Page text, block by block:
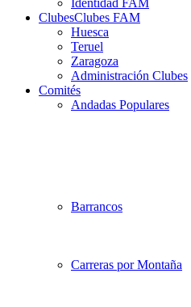
Identidad FAM
ClubesClubes FAM
Huesca
Teruel
Zaragoza
Administración Clubes
Comités
Andadas Populares
Barrancos
Carreras por Montaña